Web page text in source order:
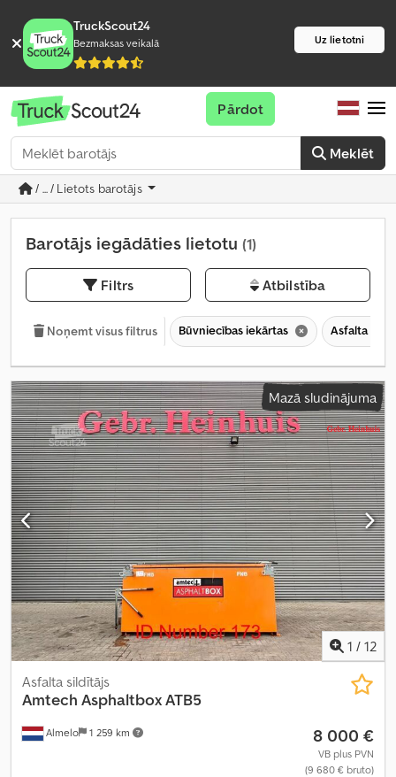
TruckScout24
Bezmaksas veikalā Uz lietotni
Meklēt
Pārdot
/ ... / Lietots barotājs
Barotājs iegādāties lietotu (1)
Filtrs Atbilstība
Noņemt visus filtrus Būvniecības iekārtas Asfalta
Mazā sludinājuma
1 / 12
Almelo 1 259 km
Asfalta sildītājs
Amtech Asphaltbox ATB5
8 000 €
VB plus PVN
(9 680 € bruto)